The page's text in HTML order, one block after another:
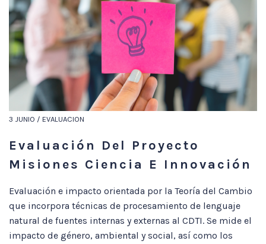
3 JUNIO / EVALUACION
Evaluación Del Proyecto
Misiones Ciencia E Innovación
Evaluación e impacto orientada por la Teoría del Cambio
que incorpora técnicas de procesamiento de lenguaje
natural de fuentes internas y externas al CDTI. Se mide el
impacto de género, ambiental y social, así como los